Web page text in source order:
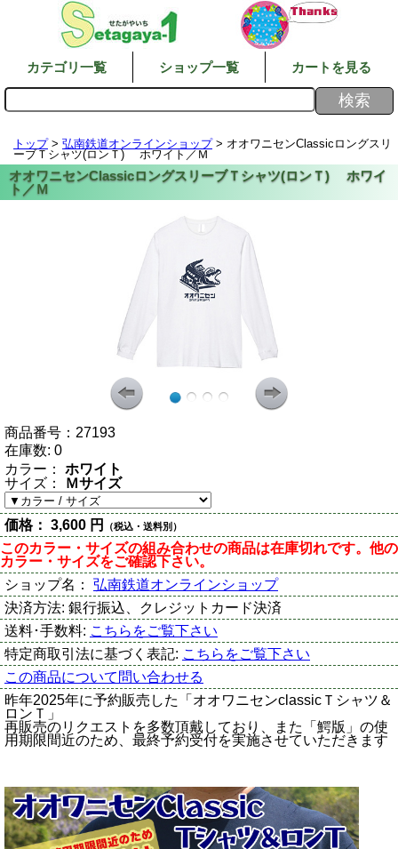
カテゴリ一覧 ショップ一覧 カートを見る
トップ> 弘南鉄道オンラインショップ> オオワニセンClassicロングスリ
ーブＴシャツ(ロンＴ) ホワイト／Ｍ
商品番号： 27193
在庫数: 0
カラー：
ホワイト
サイズ：
Ｍサイズ
価格： 3,600 円 （税込・送料別）
このカラー・サイズの組み合わせの商品は在庫切れです。他の
カラー・サイズをご確認下さい。
ショップ名： 弘南鉄道オンラインショップ
決済方法: 銀行振込、クレジットカード決済
送料･手数料: こちらをご覧下さい
特定商取引法に基づく表記: こちらをご覧下さい
この商品について問い合わせる
昨年2025年に予約販売した「オオワニセンclassicＴシャツ＆
ロンＴ」
再販売のリクエストを多数頂戴しており、また「鰐版」の使
用期限間近のため、最終予約受付を実施させていただきます